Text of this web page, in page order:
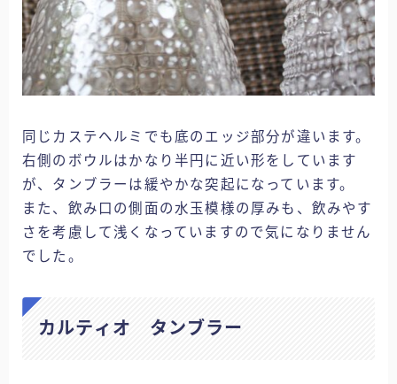
同じカステヘルミでも底のエッジ部分が違います。
右側のボウルはかなり半円に近い形をしています
が、タンブラーは緩やかな突起になっています。
また、飲み口の側面の水玉模様の厚みも、飲みやす
さを考慮して浅くなっていますので気になりません
でした。
カルティオ タンブラー